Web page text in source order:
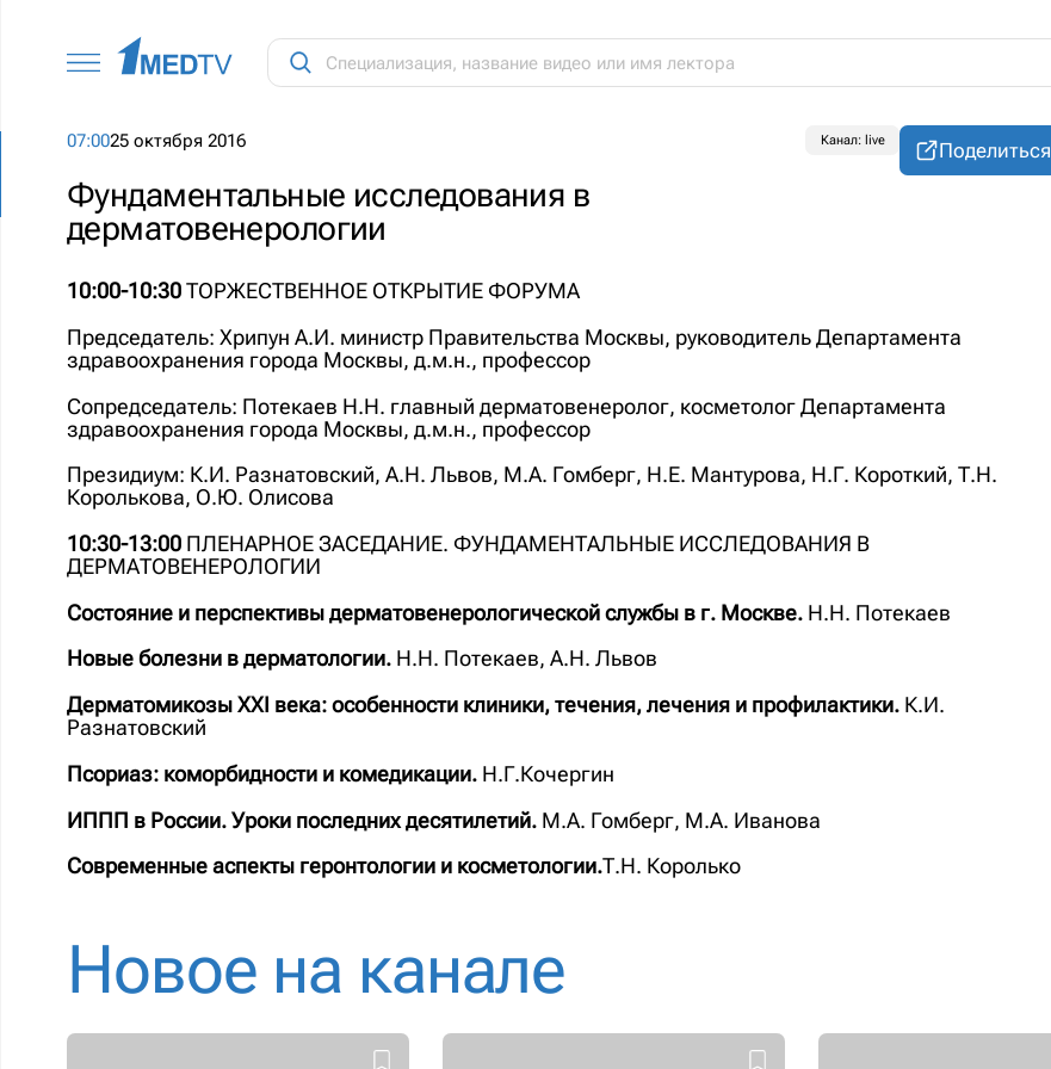
07:0025 октября 2016 Канал: live
Фундаментальные исследования в
дерматовенерологии
Поделиться
10:00-10:30ТОРЖЕСТВЕННОЕ ОТКРЫТИЕ ФОРУМА
Председатель: Хрипун А.И. министр Правительства Москвы, руководитель Департамента
здравоохранения города Москвы, д.м.н., профессор
Сопредседатель: Потекаев Н.Н. главный дерматовенеролог, косметолог Департамента
здравоохранения города Москвы, д.м.н., профессор
Президиум: К.И. Разнатовский, А.Н. Львов, М.А. Гомберг, Н.Е. Мантурова, Н.Г. Короткий, Т.Н.
Королькова, О.Ю. Олисова
10:30-13:00 ПЛЕНАРНОЕ ЗАСЕДАНИЕ. ФУНДАМЕНТАЛЬНЫЕ ИССЛЕДОВАНИЯ В
ДЕРМАТОВЕНЕРОЛОГИИ
Состояние и перспективы дерматовенерологической службы в г. Москве. Н.Н. Потекаев
Новые болезни в дерматологии. Н.Н. Потекаев, А.Н. Львов
Дерматомикозы ХХI века: особенности клиники, течения, лечения и профилактики. К.И.
Разнатовский
Псориаз: коморбидности и комедикации. Н.Г.Кочергин
ИППП в России. Уроки последних десятилетий. М.А. Гомберг, М.А. Иванова
Современные аспекты геронтологии и косметологии.Т.Н. Королько
Новое на канале